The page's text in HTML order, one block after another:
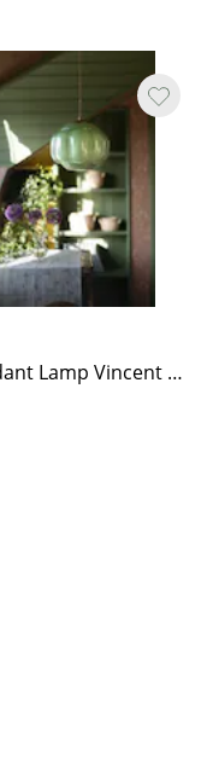
Pendant Lamp Vincent Opal - Green